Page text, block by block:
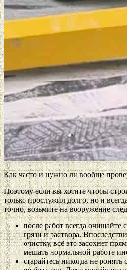
Как часто и нужно ли вообще
Поэтому если вы хотите чтобы
только прослужил долго, но и
точно, возьмите на вооружение
после работ всегда очищайте
грязи и раствора.
очистку, всё это засохнет
мешать нормальной работе
старайтесь никогда не